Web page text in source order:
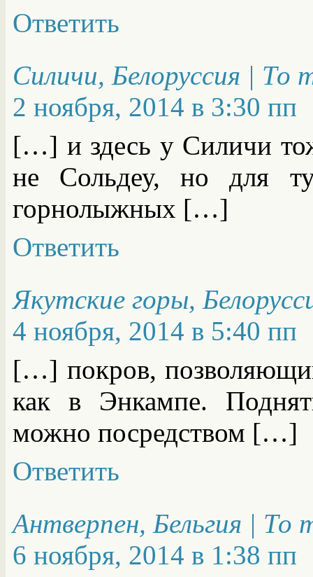
Ответить
Силичи, Белоруссия |
2 ноября, 2014 в 3:30 пп
[…] и здесь у Силичи
не Сольдеу, но для
горнолыжных […]
Ответить
Якутские горы,
4 ноября, 2014 в 5:40 пп
[…] покров,
как в Энкампе.
можно посредством […]
Ответить
Антверпен, Бельгия |
6 ноября, 2014 в 1:38 пп